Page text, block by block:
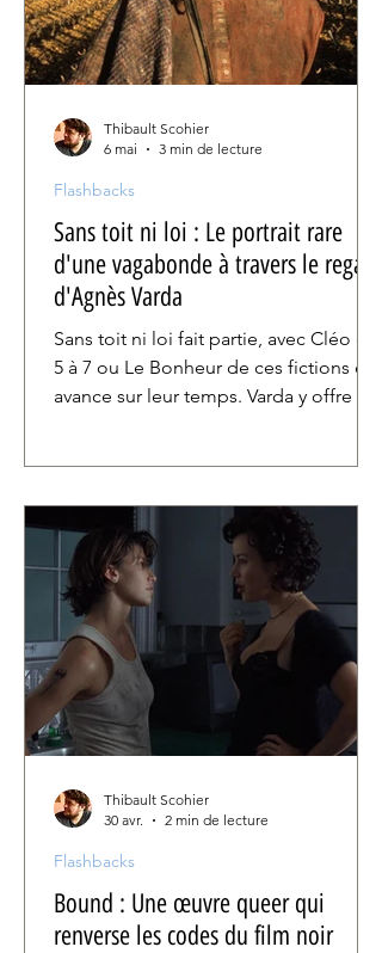
Sans toit ni loi : Le portrait rare
d'une vagabonde à travers le regard
d'Agnès Varda
Sans toit ni loi fait partie, avec Cléo de
5 à 7 ou Le Bonheur de ces fictions en
avance sur leur temps. Varda y offre un
celui d’une société s’aveuglant face
aux inégalités qui la mine et tue sa
jeunesse en même temps que sa
conscience.
Flashbacks
Thibault Scohier
6 mai
3 min de lecture
Bound : Une œuvre queer qui
renverse les codes du film noir
Flashbacks
Thibault Scohier
30 avr.
2 min de lecture